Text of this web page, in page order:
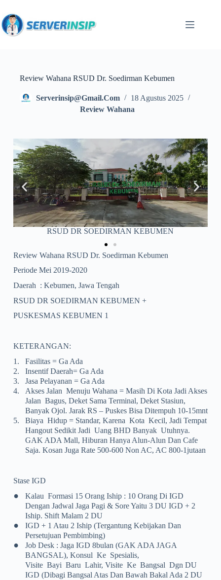
Review Wahana RSUD Dr. Soedirman Kebumen
Serverinsip@gmail.com
18 Agustus 2025
Review Wahana
PUSKESMAS KEBUMEN 1
Review Wahana RSUD Dr. Soedirman Kebumen
Periode Mei 2019-2020
Daerah : Kebumen, Jawa Tengah
RSUD DR SOEDIRMAN KEBUMEN +
PUSKESMAS KEBUMEN 1
KETERANGAN:
1.
Fasilitas = Ga Ada
2.
Insentif Daerah= Ga Ada
3.
Jasa Pelayanan = Ga Ada
4.
Akses Jalan Menuju Wahana = Masih Di Kota Jadi Akses
Jalan Bagus, Deket Sama Terminal, Deket Stasiun,
Banyak Ojol. Jarak RS – Puskes Bisa Ditempuh 10-15mnt
5.
Biaya Hidup = Standar, Karena Kota Kecil, Jadi Tempat
Hangout Sedikit Jadi Uang BHD Banyak Utuhnya.
GAK ADA Mall, Hiburan Hanya Alun-Alun Dan Cafe
Saja. Kosan Juga Rate 500-600 Non AC, AC 800-1jutaan
Stase IGD
•
Kalau Formasi 15 Orang Iship : 10 Orang Di IGD
Dengan Jadwal Jaga Pagi & Sore Yaitu 3 DU IGD + 2
Iship. Shift Malam 2 DU
•
IGD + 1 Atau 2 Iship (tergantung Kebijakan Dan
Persetujuan Pembimbing)
•
Job Desk : Jaga IGD 8bulan (GAK ADA JAGA
BANGSAL), Konsul Ke Spesialis,
Visite Bayi Baru Lahir, Visite Ke Bangsal Dgn DU
IGD (dibagi Bangsal Atas Dan Bawah Bakal Ada 2 DU